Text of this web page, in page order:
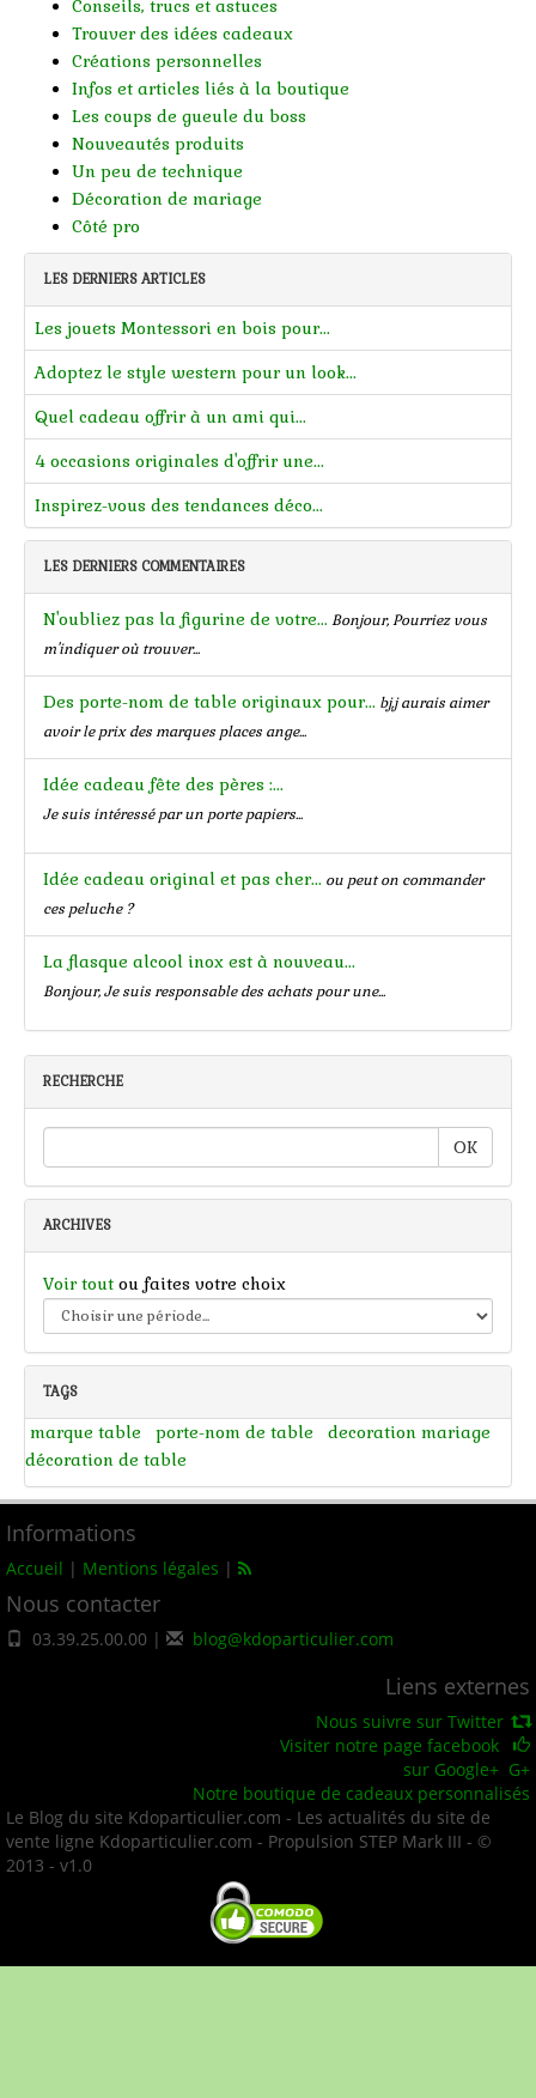
Trouver des idées cadeaux
Créations personnelles
Infos et articles liés à la boutique
Les coups de gueule du boss
Nouveautés produits
Un peu de technique
Décoration de mariage
Côté pro
LES DERNIERS ARTICLES
Les jouets Montessori en bois pour...
Adoptez le style western pour un look...
Quel cadeau offrir à un ami qui...
4 occasions originales d'offrir une...
Inspirez-vous des tendances déco...
LES DERNIERS COMMENTAIRES
N'oubliez pas la figurine de votre...
Bonjour, Pourriez vous
m'indiquer où trouver...
Des porte-nom de table originaux pour...
bj,j aurais aimer
avoir le prix des marques places ange...
Idée cadeau fête des pères :...
Je suis intéressé par un porte papiers...
Idée cadeau original et pas cher...
ou peut on commander
ces peluche ?
La flasque alcool inox est à nouveau...
Bonjour, Je suis responsable des achats pour une...
RECHERCHE
OK
ARCHIVES
Voir tout ou faites votre choix
TAGS
marque table porte-nom de table
decoration mariage
décoration de table
Informations
Accueil | Mentions légales |
Nous contacter
03.39.25.00.00 | blog@kdoparticulier.com
Liens externes
Nous suivre sur Twitter
Visiter notre page facebook
sur Google+ G+
Notre boutique de cadeaux personnalisés
Le Blog du site Kdoparticulier.com - Les actualités du site de
vente ligne Kdoparticulier.com - Propulsion STEP Mark III - ©
2013 - v1.0